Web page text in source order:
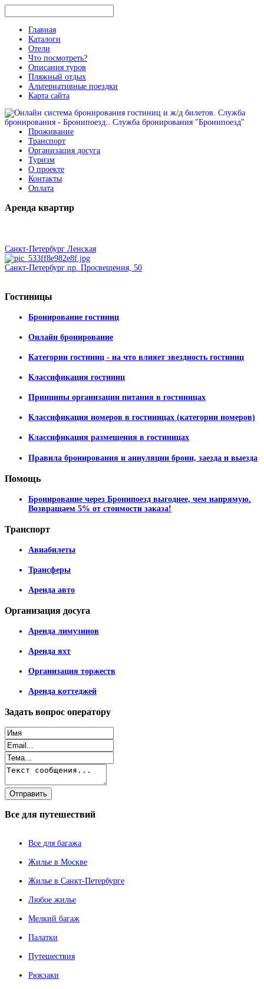
Главная
Каталоги
Отели
Что посмотреть?
Описания туров
Пляжный отдых
Альтернативные поездки
Карта сайта
Проживание
Транспорт
Организация досуга
Туризм
О проекте
Контакты
Оплата
Аренда квартир
Санкт-Петербург Ленская
Санкт-Петербург пр. Просвещения, 50
Гостиницы
Бронирование гостиниц
Онлайн бронирование
Категории гостиниц - на что влияет звездность гостиниц
Классификация гостиниц
Принципы организации питания в гостиницах
Классификация номеров в гостиницах (категории номеров)
Классификация размещения в гостиницах
Правила бронирования и аннуляции брони, заезда и выезда
Помощь
Бронирование через Бронипоезд выгоднее, чем напрямую.
Возвращаем 5% от стоимости заказа!
Транспорт
Авиабилеты
Трансферы
Аренда авто
Организация досуга
Аренда лимузинов
Аренда яхт
Организация торжеств
Аренда коттеджей
Задать вопрос оператору
Все для путешествий
Все для багажа
Жилье в Москве
Жилье в Санкт-Петербурге
Любое жилье
Мелкий багаж
Палатки
Путешествия
Рюкзаки